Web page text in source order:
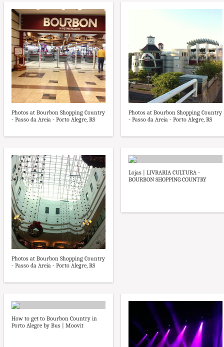
Photos at Bourbon Shopping Country
- Passo da Areia - Porto Alegre, RS
Photos at Bourbon Shopping Country
- Passo da Areia - Porto Alegre, RS
Photos at Bourbon Shopping Country
- Passo da Areia - Porto Alegre, RS
Lojas | LIVRARIA CULTURA -
BOURBON SHOPPING COUNTRY
How to get to Bourbon Country in
Porto Alegre by Bus | Moovit